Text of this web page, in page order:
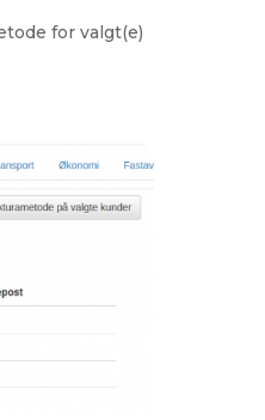
for valgt(e)